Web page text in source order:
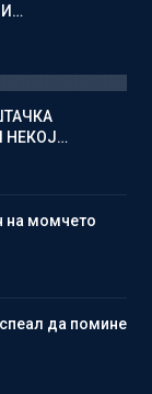
НЕКОЈ…
на момчето
да помине